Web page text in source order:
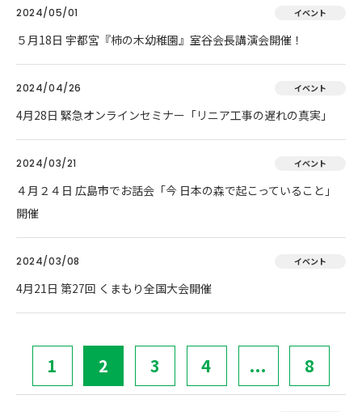
2024/05/01 イベント
５月18日 宇都宮『柿の木幼稚園』室谷会長講演会開催！
2024/04/26 イベント
4月28日 緊急オンラインセミナー「リニア工事の遅れの真実」
2024/03/21 イベント
４月２４日 広島市でお話会「今 日本の森で起こっていること」
開催
2024/03/08 イベント
4月21日 第27回 くまもり全国大会開催
1 2 3 4 ... 8